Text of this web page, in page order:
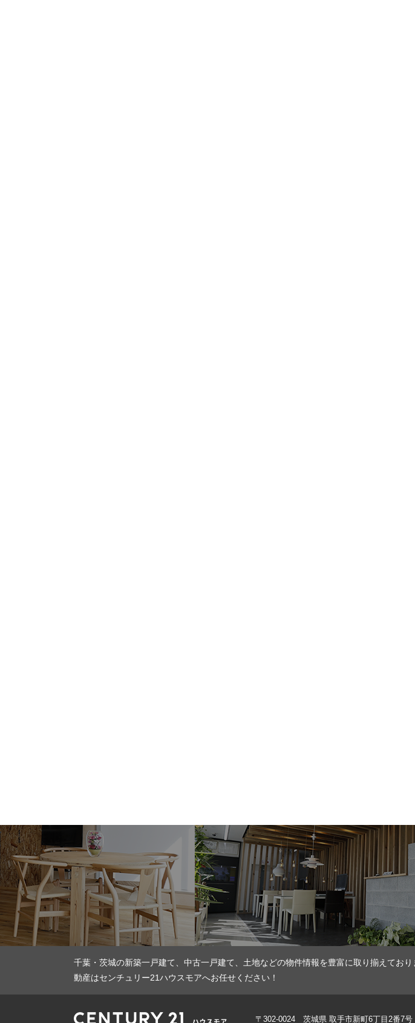
千葉・茨城の新築一戸建て、中古一戸建て、土地などの物件情報を豊富に取り揃えてお
動産はセンチュリー21ハウスモアへお任せください！
〒302-0024 茨城県 取手市新町6丁目2番7号